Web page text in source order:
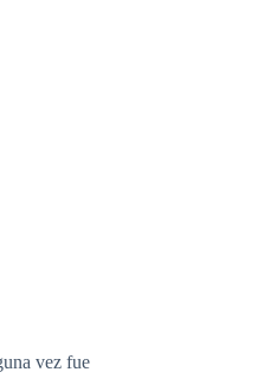
vez fue